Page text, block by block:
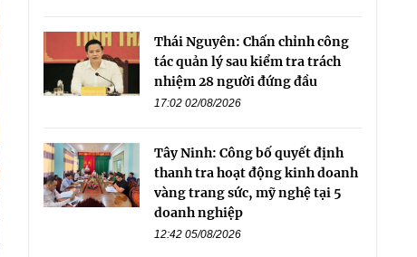
Thái Nguyên: Chấn chỉnh công
tác quản lý sau kiểm tra trách
nhiệm 28 người đứng đầu
17:02 02/08/2026
Tây Ninh: Công bố quyết định
thanh tra hoạt động kinh doanh
vàng trang sức, mỹ nghệ tại 5
doanh nghiệp
12:42 05/08/2026